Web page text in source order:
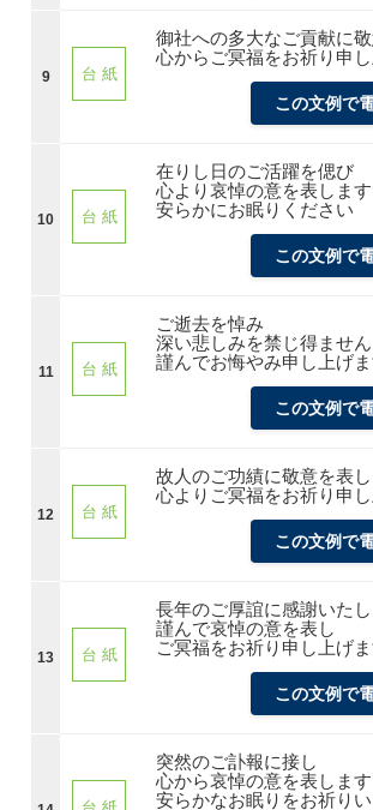
9 台 紙
御社への多大なご貢献に
心からご冥福をお祈り申
この文例で
10 台 紙
在りし日のご活躍を偲び
心より哀悼の意を表します
安らかにお眠りください
この文例で
11 台 紙
ご逝去を悼み
深い悲しみを禁じ得ません
謹んでお悔やみ申し上げ
この文例で
12 台 紙
故人のご功績に敬意を表し
心よりご冥福をお祈り申
この文例で
13 台 紙
長年のご厚誼に感謝いた
謹んで哀悼の意を表し
ご冥福をお祈り申し上げ
この文例で
突然のご訃報に接し
心から哀悼の意を表します
安らかなお眠りをお祈り